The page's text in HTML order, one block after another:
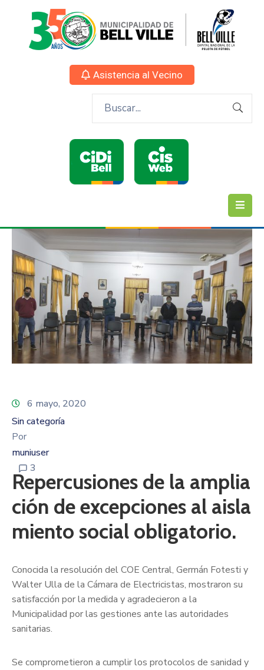
Asistencia al Vecino
6 mayo, 2020
Sin categoría
Por
muniuser
3
Repercusiones de la amplia
ción de excepciones al aisla
miento social obligatorio.
Conocida la resolución del COE Central, Germán Fotesti y
Walter Ulla de la Cámara de Electricistas, mostraron su
satisfacción por la medida y agradecieron a la
Municipalidad por las gestiones ante las autoridades
sanitarias.
Se comprometieron a cumplir los protocolos de sanidad y